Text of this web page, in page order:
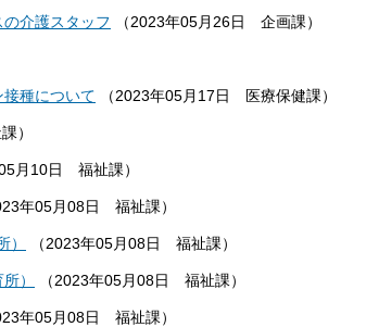
介護スタッフ （ 2023年05月26日 企画課 ）
種について （ 2023年05月17日 医療保健課 ）
）
月10日 福祉課 ）
年05月08日 福祉課 ）
） （ 2023年05月08日 福祉課 ）
） （ 2023年05月08日 福祉課 ）
年05月08日 福祉課 ）